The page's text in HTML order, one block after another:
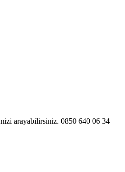
arayabilirsiniz. 0850 640 06 34